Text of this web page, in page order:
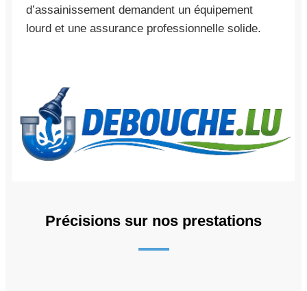
d’assainissement demandent un équipement
lourd et une assurance professionnelle solide.
Précisions sur nos prestations